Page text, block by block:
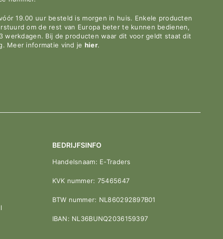
19.00 uur besteld is morgen in huis. Enkele producten
om de rest van Europa beter te kunnen bedienen,
werkdagen. Bij de producten waar dit voor geldt staat dit
Meer informatie vind je hier.
BEDRIJFSINFO
Handelsnaam: E-Traders
KVK nummer: 75465647
BTW nummer: NL860292897B01
IBAN: NL36BUNQ2036159397